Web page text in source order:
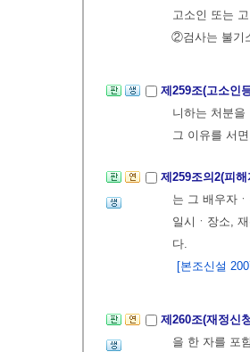
고소인 또는
②검사는 불기
제259조(고소인
니하는 처분
그 이유를 서
제259조의2(피
는 그 배우자
일시ㆍ장소,
다.
[본조신설
제260조(재정신
을 한 자를 포